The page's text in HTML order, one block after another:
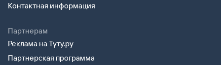
Контактная информация
Партнерам
Реклама на Туту.ру
Партнерская программа